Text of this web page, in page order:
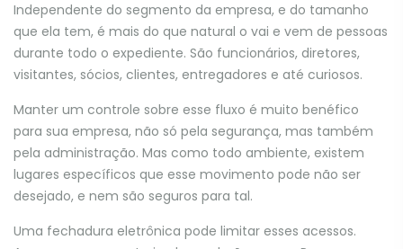
Independente do segmento da empresa, e do tamanho
que ela tem, é mais do que natural o vai e vem de pessoas
durante todo o expediente. São funcionários, diretores,
visitantes, sócios, clientes, entregadores e até curiosos.
Manter um controle sobre esse fluxo é muito benéfico
para sua empresa, não só pela segurança, mas também
pela administração. Mas como todo ambiente, existem
lugares específicos que esse movimento pode não ser
desejado, e nem são seguros para tal.
Uma fechadura eletrônica pode limitar esses acessos.